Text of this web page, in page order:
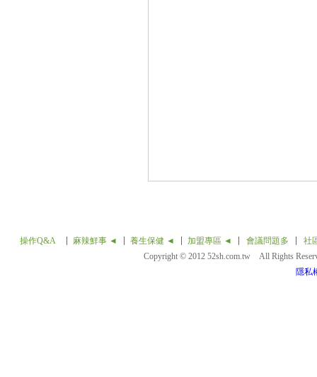
操作Q&A 麻辣鮮事 ◄ 養生保健 ◄ 加盟專區 ◄ 會議問題多
社
Copyright © 2012 52sh.com.tw All Rights
隱私